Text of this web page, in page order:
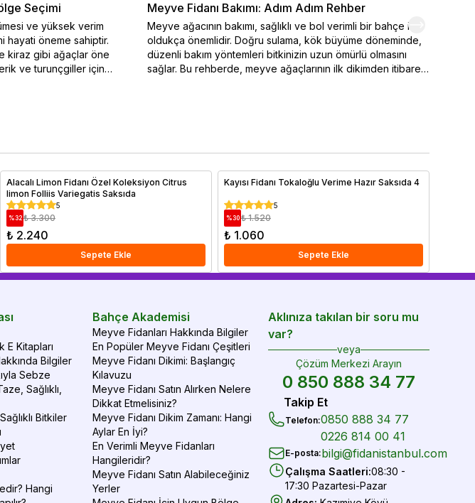
Seçimi
ve yüksek verim
hayati öneme sahiptir.
kiraz gibi ağaçlar öne
erik ve turunçgiller için
elde edebilirsiniz.
Meyve Fidanı Bakımı: Adım Adım Rehber
Meyve ağacının bakımı, sağlıklı ve bol verimli bir bahçe için
oldukça önemlidir. Doğru sulama, kök büyüme döneminde,
düzenli bakım yöntemleri bitkinizin uzun ömürlü olmasını
sağlar. Bu rehberde, meyve ağaçlarının ilk dikimden itibaren
almak için ipuçlarımızı hemen bitiriyoruz!
Alacalı Limon Fidanı Özel Koleksiyon Citrus
limon Folliis Variegatis Saksıda
5
%32 ₺ 3.300
₺ 2.240
Sepete Ekle
Kayısı Fidanı Tokaloğlu Verime Hazır Saksıda 4
5
%30 ₺ 1.520
₺ 1.060
Sepete Ekle
E Kitapları
Bilgiler
Sebze
Sağlıklı,
Bitkiler
Hangi
Bahçe Akademisi
Meyve Fidanları Hakkında Bilgiler
En Popüler Meyve Fidanı Çeşitleri
Meyve Fidanı Dikimi: Başlangıç
Kılavuzu
Meyve Fidanı Satın Alırken Nelere
Dikkat Etmelisiniz?
Meyve Fidanı Dikim Zamanı: Hangi
Aylar En İyi?
En Verimli Meyve Fidanları
Hangileridir?
Meyve Fidanı Satın Alabileceğiniz
Yerler
Aklınıza takılan bir soru mu
var?
veya
Çözüm Merkezi Arayın
0 850 888 34 77
Takip Et
Telefon:0850 888 34 77
0226 814 00 41
E-posta:bilgi@fidanistanbul.com
Çalışma Saatleri:08:30 -
17:30 Pazartesi-Pazar